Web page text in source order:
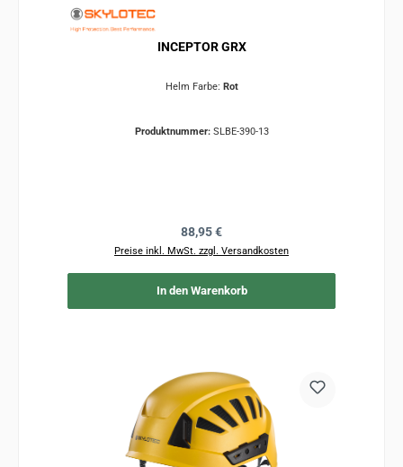
INCEPTOR GRX
Helm Farbe: Rot
Produktnummer: SLBE-390-13
Regulärer Preis:
88,95 €
Preise inkl. MwSt. zzgl. Versandkosten
In den Warenkorb